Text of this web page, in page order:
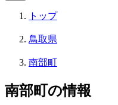
トップ
鳥取県
南部町
南部町の情報